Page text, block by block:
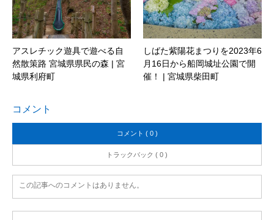
アスレチック遊具で遊べる自
然散策路 宮城県県民の森 | 宮
城県利府町
しばた紫陽花まつりを2023年6
月16日から船岡城址公園で開
催！ | 宮城県柴田町
コメント
コメント ( 0 )
トラックバック ( 0 )
この記事へのコメントはありません。